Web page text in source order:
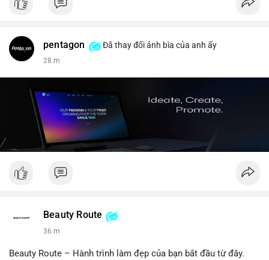
pentagon Đã thay đổi ảnh bìa của anh ấy
28 m
Beauty Route
36 m
Beauty Route – Hành trình làm đẹp của bạn bắt đầu từ đây.